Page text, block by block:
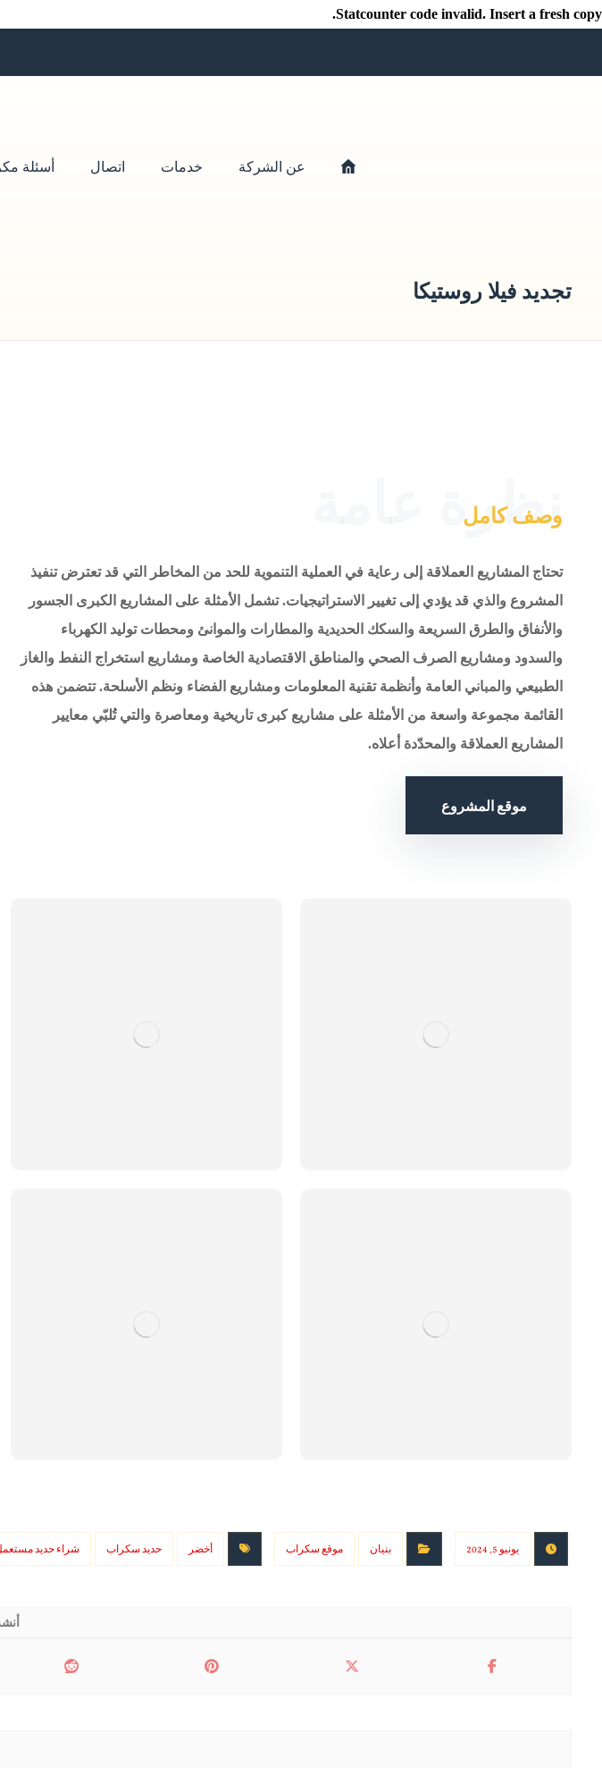
Statcounter code invalid. Insert a fresh copy.
عن الشركة خدمات اتصال أسئلة
تجديد فيلا روستيكا
نظرة عامة
وصف كامل
تحتاج المشاريع العملاقة إلى رعاية في العملية التنموية للحد من المخاطر التي قد تعترض تنفيذ
المشروع والذي قد يؤدي إلى تغيير الاستراتيجيات. تشمل الأمثلة على المشاريع الكبرى الجسور
والأنفاق والطرق السريعة والسكك الحديدية والمطارات والموانئ ومحطات توليد الكهرباء
والسدود ومشاريع الصرف الصحي والمناطق الاقتصادية الخاصة ومشاريع استخراج النفط والغاز
الطبيعي والمباني العامة وأنظمة تقنية المعلومات ومشاريع الفضاء ونظم الأسلحة. تتضمن هذه
القائمة مجموعة واسعة من الأمثلة على مشاريع كبرى تاريخية ومعاصرة والتي تُلبّي معايير
المشاريع العملاقة والمحدّدة أعلاه.
موقع المشروع
يونيو 5, 2024 بنيان موقع سكراب أخضر حديد سكراب شراء حديد